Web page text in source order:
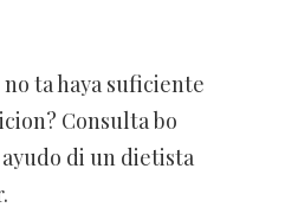
ta haya suficiente
Consulta bo
di un dietista